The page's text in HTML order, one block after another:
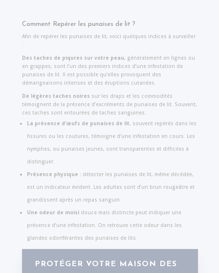
Comment Repérer les punaises de lit ?
Afin de repérer les punaises de lit, voici quelques indices à surveiller
:
Des taches de piqures sur votre peau, généralement en lignes ou
en grappes, sont l’un des premiers indices d’une infestation de
punaises de lit. Il est possible qu’elles provoquent des
démangeaisons intenses et des éruptions cutanées.
De légères taches noires sur les draps et les commodités
témoignent de la présence d’excréments de punaises de lit. Souvent,
ces taches sont entourées de taches sanguines.
La présence d’œufs de punaises de lit, souvent repérés dans les
fissures ou les coutures, témoigne d’une infestation en cours. Les
nymphes, ou punaises jeunes, sont transparentes et difficiles à
distinguer.
Présence physique :détecter les punaises de lit, même décédée,
est un indicateur évident. Les adultes sont d’un brun rougeâtre et
grandissent après un repas sanguin.
Une odeur de moisi douce mais distincte peut indiquer une
présence d’une infestation. On retrouve cette odeur dans les
glandes odoriférantes des punaises de lits.
PROTÉGER VOTRE MAISON DES